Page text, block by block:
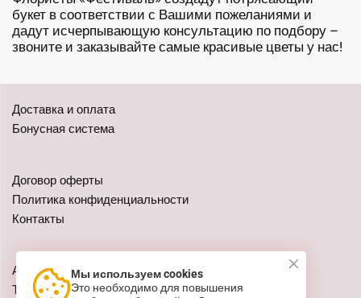
букет в соответствии с Вашими пожеланиями и
дадут исчерпывающую консультацию по подбору –
звоните и заказывайте самые красивые цветы у нас!
Доставка и оплата
Бонусная система
Договор оферты
Политика конфиденциальности
Контакты
Адреса: г. Казань, ул. Чистопольская 79
Телефон:+7 (962) 555-41-02
Мы используем cookies
Это необходимо для повышения